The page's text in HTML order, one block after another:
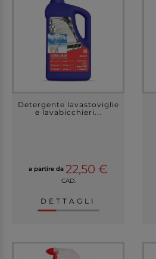
Detergente lavastoviglie
e lavabicchieri...
a partire da 22,50 €
CAD.
DETTAGLI